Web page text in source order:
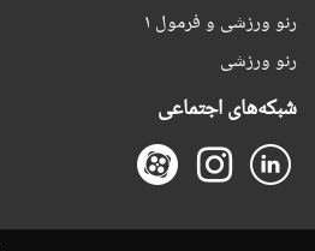
رنو ورزشی و فرمول ۱
رنو ورزشی
شبکه‌های اجتماعی